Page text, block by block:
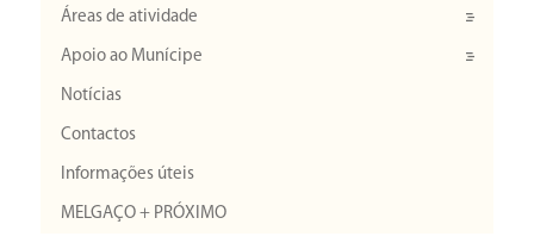
Áreas de atividade
Apoio ao Munícipe
Notícias
Contactos
Informações úteis
MELGAÇO + PRÓXIMO